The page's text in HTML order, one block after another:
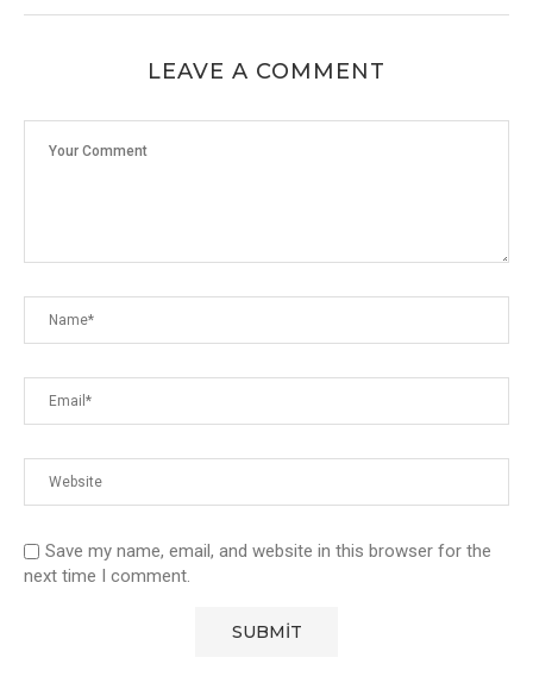
LEAVE A COMMENT
Save my name, email, and website in this browser for the
next time I comment.